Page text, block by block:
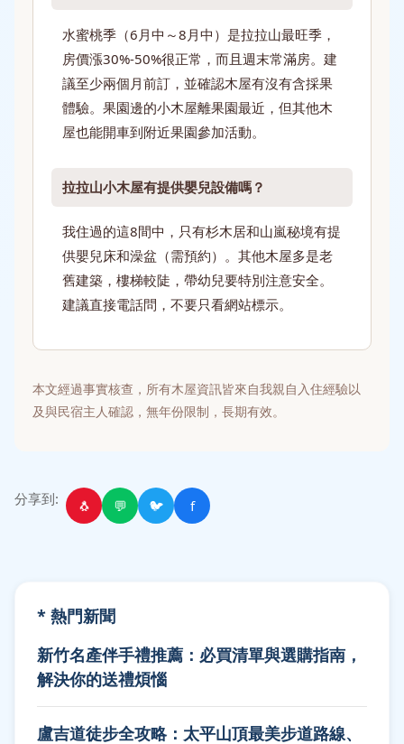
水蜜桃季（6月中～8月中）是拉拉山最旺季，
房價漲30%-50%很正常，而且週末常滿房。建
議至少兩個月前訂，並確認木屋有沒有含採果
體驗。果園邊的小木屋離果園最近，但其他木
屋也能開車到附近果園參加活動。
拉拉山小木屋有提供嬰兒設備嗎？
我住過的這8間中，只有杉木居和山嵐秘境有提
供嬰兒床和澡盆（需預約）。其他木屋多是老
舊建築，樓梯較陡，帶幼兒要特別注意安全。
建議直接電話問，不要只看網站標示。
本文經過事實核查，所有木屋資訊皆來自我親自入住經驗以
及與民宿主人確認，無年份限制，長期有效。
分享到: 🐧 💬 🐦 f
* 熱門新聞
新竹名產伴手禮推薦：必買清單與選購指南，
解決你的送禮煩惱
盧吉道徒步全攻略：太平山頂最美步道路線、